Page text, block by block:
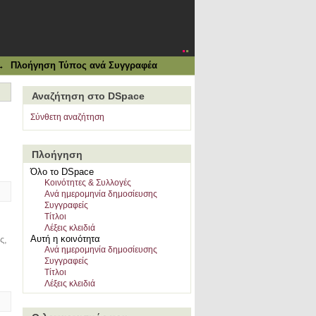
Πλοήγηση Τύπος ανά Συγγραφέα
Αναζήτηση στο DSpace
Σύνθετη αναζήτηση
Πλοήγηση
Όλο το DSpace
Κοινότητες & Συλλογές
Ανά ημερομηνία δημοσίευσης
Συγγραφείς
Τίτλοι
Λέξεις κλειδιά
Αυτή η κοινότητα
Ανά ημερομηνία δημοσίευσης
Συγγραφείς
Τίτλοι
Λέξεις κλειδιά